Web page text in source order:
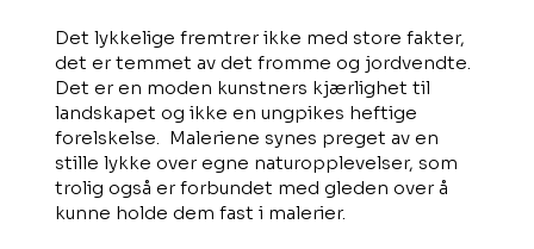
Det lykkelige fremtrer ikke med store fakter,
det er temmet av det fromme og jordvendte.
Det er en moden kunstners kjærlighet til
landskapet og ikke en ungpikes heftige
forelskelse. Maleriene synes preget av en
stille lykke over egne naturopplevelser, som
trolig også er forbundet med gleden over å
kunne holde dem fast i malerier.